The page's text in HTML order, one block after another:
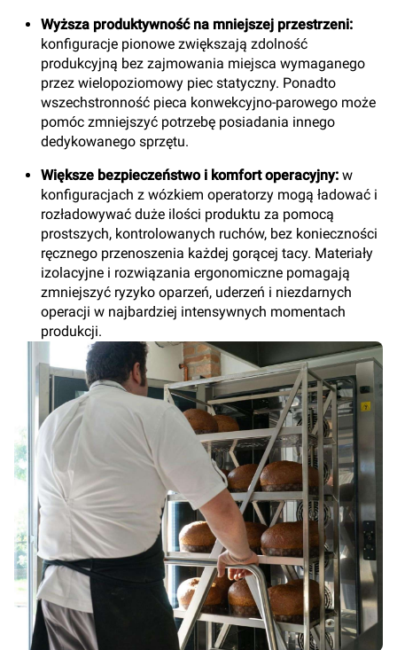
Wyższa produktywność na mniejszej przestrzeni:
konfiguracje pionowe zwiększają zdolność
produkcyjną bez zajmowania miejsca wymaganego
przez wielopoziomowy piec statyczny. Ponadto
wszechstronność pieca konwekcyjno-parowego może
pomóc zmniejszyć potrzebę posiadania innego
dedykowanego sprzętu.
Większe bezpieczeństwo i komfort operacyjny: w
konfiguracjach z wózkiem operatorzy mogą ładować i
rozładowywać duże ilości produktu za pomocą
prostszych, kontrolowanych ruchów, bez konieczności
ręcznego przenoszenia każdej gorącej tacy. Materiały
izolacyjne i rozwiązania ergonomiczne pomagają
zmniejszyć ryzyko oparzeń, uderzeń i niezdarnych
operacji w najbardziej intensywnych momentach
produkcji.